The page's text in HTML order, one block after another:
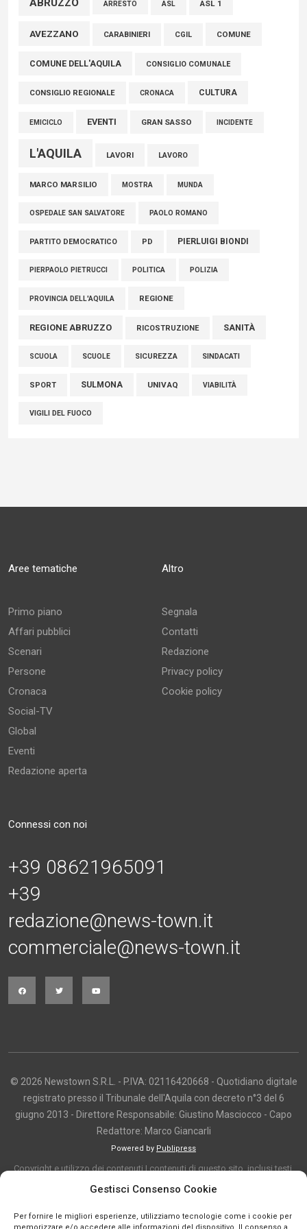
Gestisci Consenso Cookie
Per fornire le migliori esperienze, utilizziamo tecnologie come i cookie per
Marcinelle, Verrecchia (FdI): "Un minuto di raccoglimento in
connazionali tra cui molti abruzzesi"
06 Agosto 2026
ABRUZZO ARRESTO ASL ASL 1
AVEZZANO CARABINIERI CGIL COMUNE
COMUNE DELL'AQUILA CONSIGLIO COMUNALE
CONSIGLIO REGIONALE CRONACA CULTURA
EMICICLO EVENTI GRAN SASSO INCIDENTE
L'AQUILA LAVORI LAVORO
MARCO MARSILIO MOSTRA MUNDA
OSPEDALE SAN SALVATORE PAOLO ROMANO
PARTITO DEMOCRATICO PD PIERLUIGI BIONDI
PIERPAOLO PIETRUCCI POLITICA POLIZIA
PROVINCIA DELL'AQUILA REGIONE
REGIONE ABRUZZO RICOSTRUZIONE SANITÀ
SCUOLA SCUOLE SICUREZZA SINDACATI
SPORT SULMONA UNIVAQ VIABILITÀ
VIGILI DEL FUOCO
Aree tematiche
Primo piano
Affari pubblici
Scenari
Persone
Cronaca
Social-TV
Global
Eventi
Redazione aperta
Altro
Segnala
Contatti
Redazione
Privacy policy
Cookie policy
Connessi con noi
+39 08621965091
+39
redazione@news-town.it
commerciale@news-town.it
© 2026 Newstown S.R.L. - P.IVA: 02116420668 - Quotidiano digitale
registrato presso il Tribunale dell'Aquila con decreto n°3 del 6
giugno 2013 - Direttore Responsabile: Giustino Masciocco - Capo
Redattore: Marco Giancarli
Powered by Publipress
Copyright e utilizzo dei contenuti I contenuti di questo sito, inclusi testi,
articoli, immagini, fotografie, video e grafica, sono protetti da copyright e
indicazione. La riproduzione totale o parziale dei contenuti è consentita